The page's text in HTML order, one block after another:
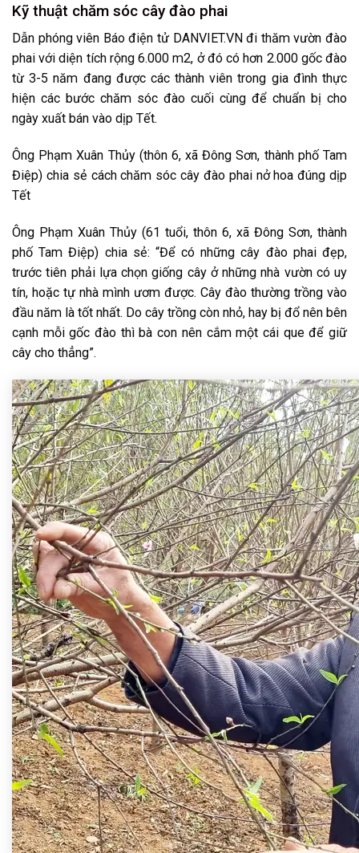
Kỹ thuật chăm sóc cây đào phai
Dẫn phóng viên Báo điện tử DANVIET.VN đi thăm vườn đào
phai với diện tích rộng 6.000 m2, ở đó có hơn 2.000 gốc đào
từ 3-5 năm đang được các thành viên trong gia đình thực
hiện các bước chăm sóc đào cuối cùng để chuẩn bị cho
ngày xuất bán vào dịp Tết.
Ông Phạm Xuân Thủy (thôn 6, xã Đông Sơn, thành phố Tam
Điệp) chia sẻ cách chăm sóc cây đào phai nở hoa đúng dịp
Tết
Ông Phạm Xuân Thủy (61 tuổi, thôn 6, xã Đông Sơn, thành
phố Tam Điệp) chia sẻ: “Để có những cây đào phai đẹp,
trước tiên phải lựa chọn giống cây ở những nhà vườn có uy
tín, hoặc tự nhà mình ươm được. Cây đào thường trồng vào
đầu năm là tốt nhất. Do cây trồng còn nhỏ, hay bị đổ nên bên
cạnh mỗi gốc đào thì bà con nên cắm một cái que để giữ
cây cho thẳng”.